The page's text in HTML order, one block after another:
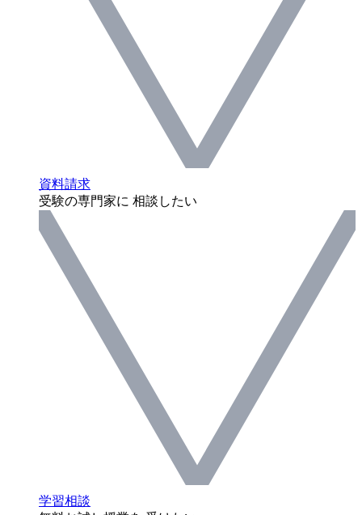
資料請求
受験の専門家に 相談したい
学習相談